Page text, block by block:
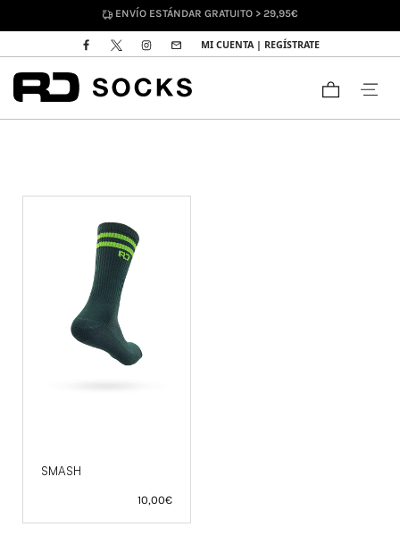
ENVÍO ESTÁNDAR GRATUITO > 29,95€
MI CUENTA | REGÍSTRATE
SMASH
10,00€